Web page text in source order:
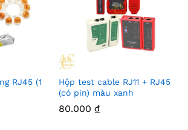
RJ45 (1
Hộp test cable RJ11 + RJ45
(có pin) màu xanh
80.000 ₫